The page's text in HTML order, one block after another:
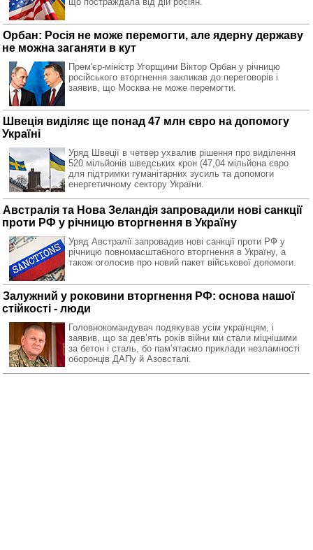
Орбан: Росія не може перемогти, але ядерну державу
не можна заганяти в кут
Прем'єр-міністр Угорщини Віктор Орбан у річницю
російського вторгнення закликав до переговорів і
заявив, що Москва не може перемогти.
Швеція виділяє ще понад 47 млн євро на допомогу
Україні
Уряд Швеції в четвер ухвалив рішення про виділення
520 мільйонів шведських крон (47,04 мільйона євро
для підтримки гуманітарних зусиль та допомоги
енергетичному сектору України.
Австралія та Нова Зеландія запровадили нові санкції
проти РФ у річницю вторгнення в Україну
Уряд Австралії запровадив нові санкції проти РФ у
річницю повномасштабного вторгнення в Україну, а
також оголосив про новий пакет військової допомоги.
Залужний у роковини вторгнення РФ: основа нашої
стійкості - люди
Головнокомандувач подякував усім українцям, і
заявив, що за девʼять років війни ми стали міцнішими
за бетон і сталь, бо памʼятаємо приклади незламності
оборонців ДАПу й Азовсталі.